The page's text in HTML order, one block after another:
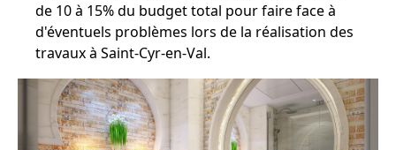
de 10 à 15% du budget total pour faire face à
d'éventuels problèmes lors de la réalisation des
travaux à Saint-Cyr-en-Val.